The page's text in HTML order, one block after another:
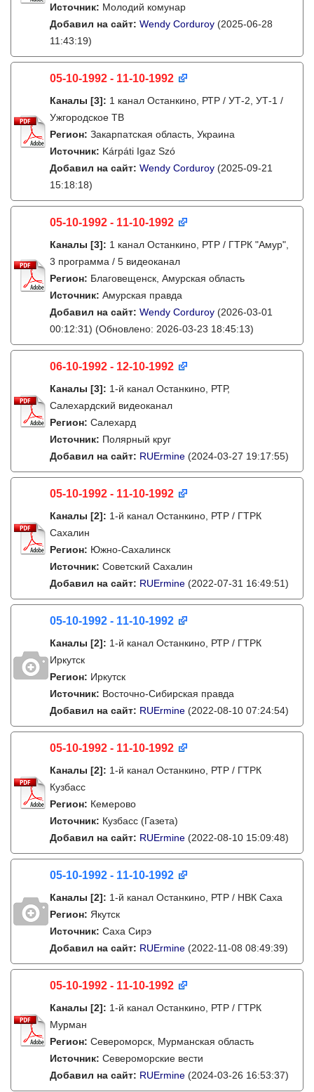
Источник: Молодий комунар
Добавил на сайт: Wendy Corduroy (2025-06-28
11:43:19)
05-10-1992 - 11-10-1992
Каналы [3]: 1 канал Останкино, РТР / УТ-2, УТ-1 /
Ужгородское ТВ
Регион: Закарпатская область, Украина
Источник: Kárpáti Igaz Szó
Добавил на сайт: Wendy Corduroy (2025-09-21
15:18:18)
05-10-1992 - 11-10-1992
Каналы [3]: 1 канал Останкино, РТР / ГТРК "Амур",
3 программа / 5 видеоканал
Регион: Благовещенск, Амурская область
Источник: Амурская правда
Добавил на сайт: Wendy Corduroy (2026-03-01
00:12:31) (Обновлено: 2026-03-23 18:45:13)
06-10-1992 - 12-10-1992
Каналы [3]: 1-й канал Останкино, РТР,
Салехардский видеоканал
Регион: Салехард
Источник: Полярный круг
Добавил на сайт: RUErmine (2024-03-27 19:17:55)
05-10-1992 - 11-10-1992
Каналы [2]: 1-й канал Останкино, РТР / ГТРК
Сахалин
Регион: Южно-Сахалинск
Источник: Советский Сахалин
Добавил на сайт: RUErmine (2022-07-31 16:49:51)
05-10-1992 - 11-10-1992
Каналы [2]: 1-й канал Останкино, РТР / ГТРК
Иркутск
Регион: Иркутск
Источник: Восточно-Сибирская правда
Добавил на сайт: RUErmine (2022-08-10 07:24:54)
05-10-1992 - 11-10-1992
Каналы [2]: 1-й канал Останкино, РТР / ГТРК
Кузбасс
Регион: Кемерово
Источник: Кузбасс (Газета)
Добавил на сайт: RUErmine (2022-08-10 15:09:48)
05-10-1992 - 11-10-1992
Каналы [2]: 1-й канал Останкино, РТР / НВК Саха
Регион: Якутск
Источник: Саха Сирэ
Добавил на сайт: RUErmine (2022-11-08 08:49:39)
05-10-1992 - 11-10-1992
Каналы [2]: 1-й канал Останкино, РТР / ГТРК
Мурман
Регион: Североморск, Мурманская область
Источник: Североморские вести
Добавил на сайт: RUErmine (2024-03-26 16:53:37)